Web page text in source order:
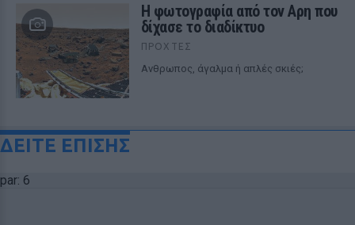
Η φωτογραφία από τον Αρη που
δίχασε το διαδίκτυο
ΠΡΟΧΤΈΣ
Ανθρωπος, άγαλμα ή απλές σκιές;
ΔΕΙΤΕ ΕΠΙΣΗΣ
par: 6